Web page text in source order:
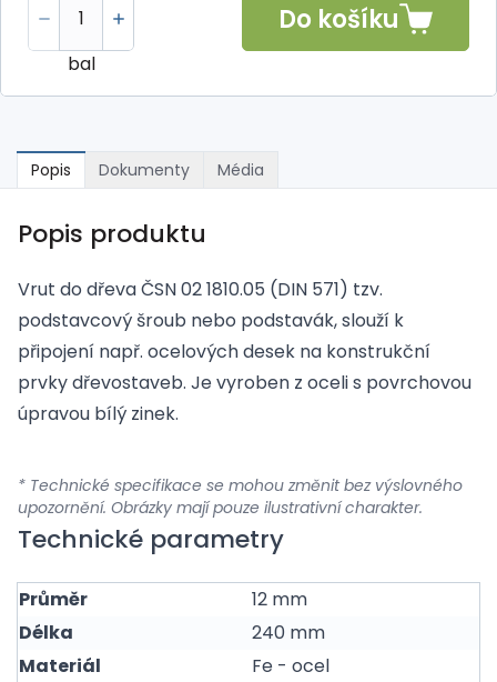
bal
Do košíku
Popis Dokumenty Média
Popis produktu
Vrut do dřeva ČSN 02 1810.05 (DIN 571) tzv.
podstavcový šroub nebo podstavák, slouží k
připojení např. ocelových desek na konstrukční
prvky dřevostaveb. Je vyroben z oceli s povrchovou
úpravou bílý zinek.
* Technické specifikace se mohou změnit bez výslovného
upozornění. Obrázky mají pouze ilustrativní charakter.
Technické parametry
Průměr
12 mm
Délka
240 mm
Materiál
Fe - ocel